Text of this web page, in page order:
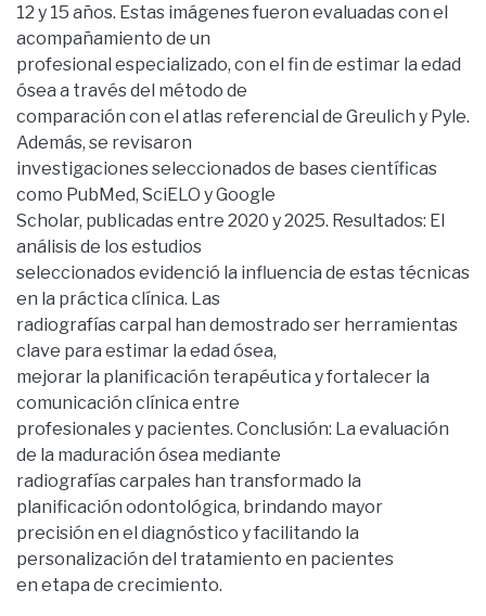
12 y 15 años. Estas imágenes fueron evaluadas con el
acompañamiento de un
profesional especializado, con el fin de estimar la edad
ósea a través del método de
comparación con el atlas referencial de Greulich y Pyle.
Además, se revisaron
investigaciones seleccionados de bases científicas
como PubMed, SciELO y Google
Scholar, publicadas entre 2020 y 2025. Resultados: El
análisis de los estudios
seleccionados evidenció la influencia de estas técnicas
en la práctica clínica. Las
radiografías carpal han demostrado ser herramientas
clave para estimar la edad ósea,
mejorar la planificación terapéutica y fortalecer la
comunicación clínica entre
profesionales y pacientes. Conclusión: La evaluación
de la maduración ósea mediante
radiografías carpales han transformado la
planificación odontológica, brindando mayor
precisión en el diagnóstico y facilitando la
personalización del tratamiento en pacientes
en etapa de crecimiento.